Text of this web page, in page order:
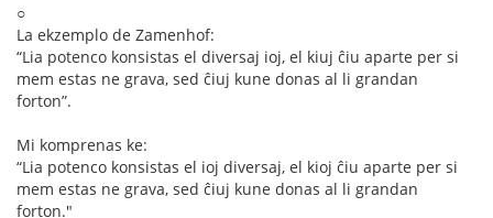
○
La ekzemplo de Zamenhof:
“Lia potenco konsistas el diversaj ioj, el kiuj ĉiu aparte per si
mem estas ne grava, sed ĉiuj kune donas al li grandan
forton”.
Mi komprenas ke:
“Lia potenco konsistas el ioj diversaj, el kioj ĉiu aparte per si
mem estas ne grava, sed ĉiuj kune donas al li grandan
forton."